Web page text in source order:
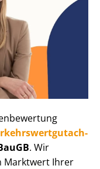
. Wir
Marktwert Ihrer